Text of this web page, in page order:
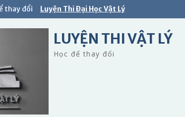
thay đổi Luyện Thi Đại Học Vật Lý
LUYỆN THI VẬT LÝ
Học để thay đổi